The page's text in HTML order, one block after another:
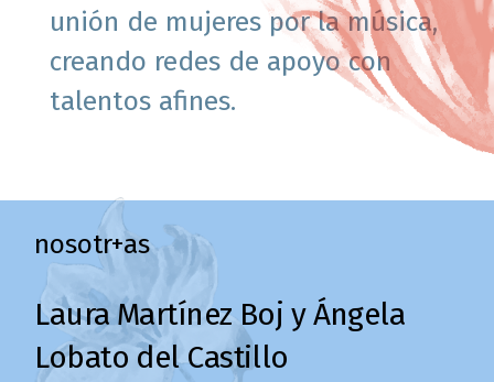
unión de mujeres por la música,
creando redes de apoyo con
talentos afines.
nosotr+as
Laura Martínez Boj yÁngela
Lobato del Castillo